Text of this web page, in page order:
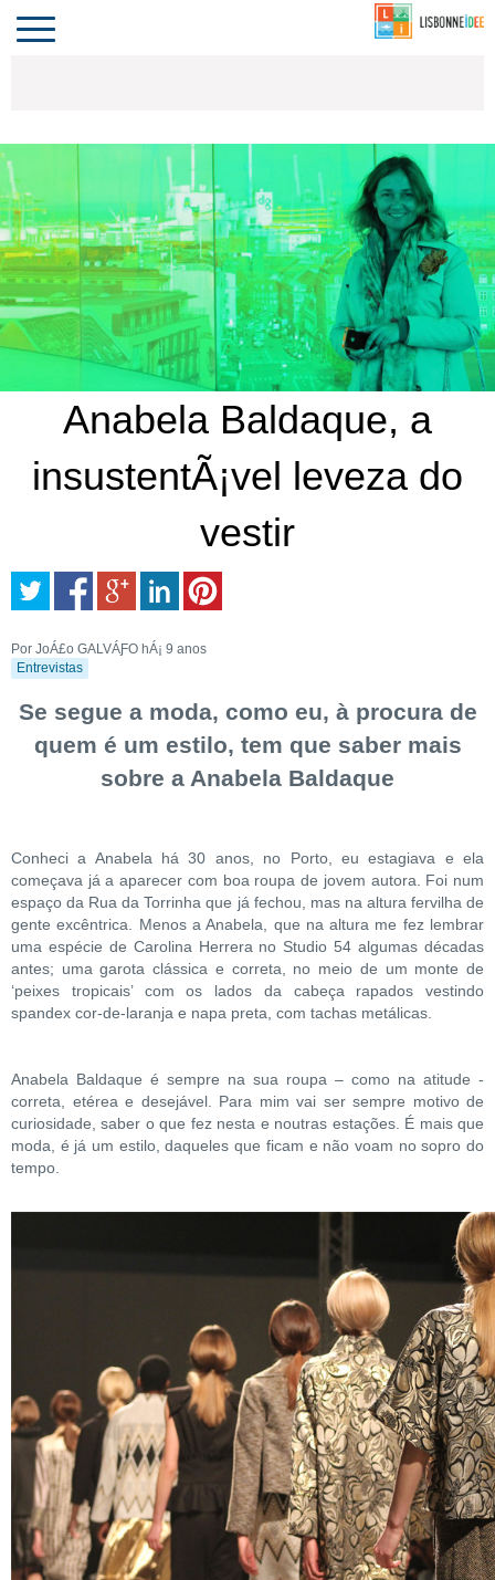
PORTUGAL
Toggle
navigation
Anabela Baldaque, a
insustentÃ¡vel leveza do
vestir
Por JoÁ£o GALVÁƑO hÁ¡ 9 anos
Entrevistas
Se segue a moda, como eu, à procura de
quem é um estilo, tem que saber mais
sobre a Anabela Baldaque
Conheci a Anabela há 30 anos, no Porto, eu estagiava e ela
começava já a aparecer com boa roupa de jovem autora. Foi num
espaço da Rua da Torrinha que já fechou, mas na altura fervilha de
gente excêntrica. Menos a Anabela, que na altura me fez lembrar
uma espécie de Carolina Herrera no Studio 54 algumas décadas
antes; uma garota clássica e correta, no meio de um monte de
‘peixes tropicais’ com os lados da cabeça rapados vestindo
spandex cor-de-laranja e napa preta, com tachas metálicas.
Anabela Baldaque é sempre na sua roupa – como na atitude -
correta, etérea e desejável. Para mim vai ser sempre motivo de
curiosidade, saber o que fez nesta e noutras estações. É mais que
moda, é já um estilo, daqueles que ficam e não voam no sopro do
tempo.